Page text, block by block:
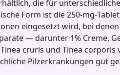
die für unterschiedliche
Form ist die
eingesetzt wird, bei
— darunter 1% Creme,
cruris und Tinea
Pilzerkrankungen gut